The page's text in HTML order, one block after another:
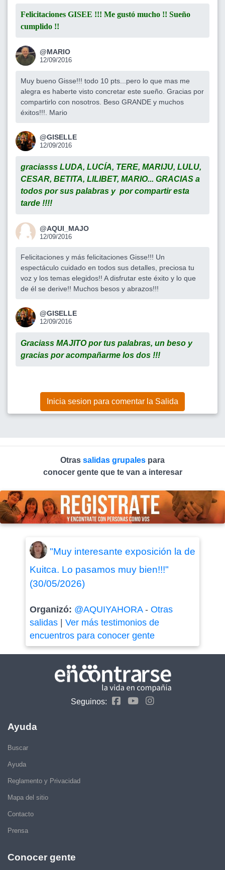
Felicitaciones GISEE !!! Me gustó mucho !! Sueño
cumplido !!
@MARIO
12/09/2016
Muy bueno Gisse!!! todo 10 pts...pero lo que mas me
alegra es haberte visto concretar este sueño. Gracias por
compartirlo con nosotros. Beso GRANDE y muchos
éxitos!!!. Mario
@GISELLE
12/09/2016
graciasss LUDA, LUCÍA, TERE, MARIJU, LULU,
CESAR, BETITA, LILIBET, MARIO... GRACIAS a
todos por sus palabras y por compartir esta
tarde !!!!
@AQUI_MAJO
12/09/2016
Felicitaciones y más felicitaciones Gisse!!! Un
espectáculo cuidado en todos sus detalles, preciosa tu
voz y los temas elegidos!! A disfrutar este éxito y lo que
de él se derive!! Muchos besos y abrazos!!!
@GISELLE
12/09/2016
Graciass MAJITO por tus palabras, un beso y
gracias por acompañarme los dos !!!
Inicia sesion para comentar la Salida
Otras salidas grupales para
conocer gente que te van a interesar
"Muy interesante exposición la de
Kuitca. Lo pasamos muy bien!!!"
(30/05/2026)
Organizó: @AQUIYAHORA- Otras
salidas| Ver más testimonios de
encuentros para conocer gente
Seguinos:
Ayuda
Buscar
Ayuda
Reglamento y Privacidad
Mapa del sitio
Contacto
Prensa
Conocer gente